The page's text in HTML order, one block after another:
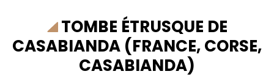
TOMBE ÉTRUSQUE DE
CASABIANDA (FRANCE, CORSE,
CASABIANDA)